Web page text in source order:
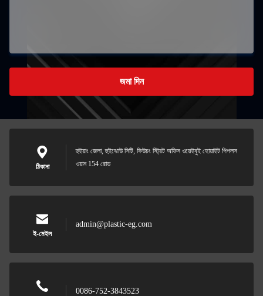
জমা দিন
ঠিকানা
হুইয়াং জেলা, হুইঝোউ সিটি, কিউচং স্ট্রিট অফিস ওয়েইবুই হোয়াইট পিপলস
ওয়ান 154 রোড
ই-মেইল
admin@plastic-eg.com
0086-752-3843523